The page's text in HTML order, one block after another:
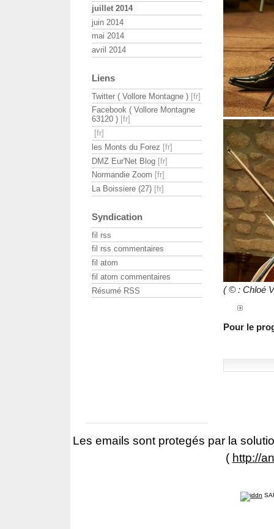
( © : Chloé
Pour le
juillet 2014
juin 2014
mai 2014
avril 2014
Liens
Twitter ( Vollore Montagne )
Facebook ( Vollore Montagne
63120 )
les Monts du Forez
DMZ Eur'Net Blog
Normandie Zoom
La Boissiere (27)
Syndication
fil rss
fil rss commentaires
fil atom
fil atom commentaires
Résumé RSS
Les emails sont protegés par la
( http://